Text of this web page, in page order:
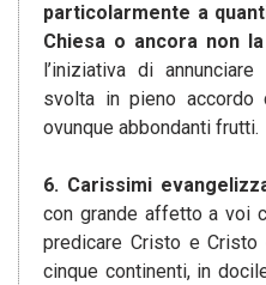
particolarmente a
Chiesa o ancora non
l’iniziativa di
svolta in pieno
ovunque abbondanti frutti.
6. Carissimi
con grande affetto a voi
predicare Cristo e
cinque continenti, in